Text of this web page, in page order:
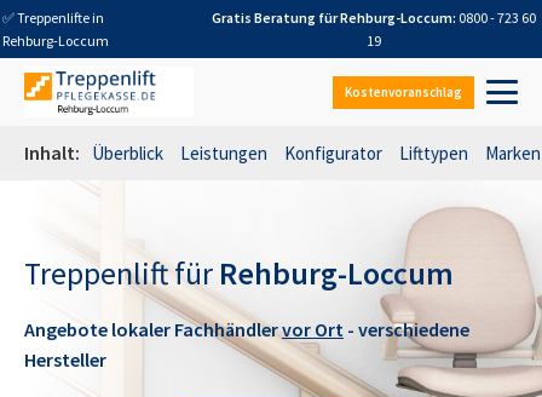
✅ Treppenlifte in
Rehburg-Loccum
Gratis Beratung fürRehburg-Loccum: 0800 - 723 60
19
Kostenvoranschlag
Inhalt: Überblick Leistungen Konfigurator Lifttypen Marken
Treppenlift für Rehburg-Loccum
Angebote lokaler Fachhändlervor Ort - verschiedene
Hersteller